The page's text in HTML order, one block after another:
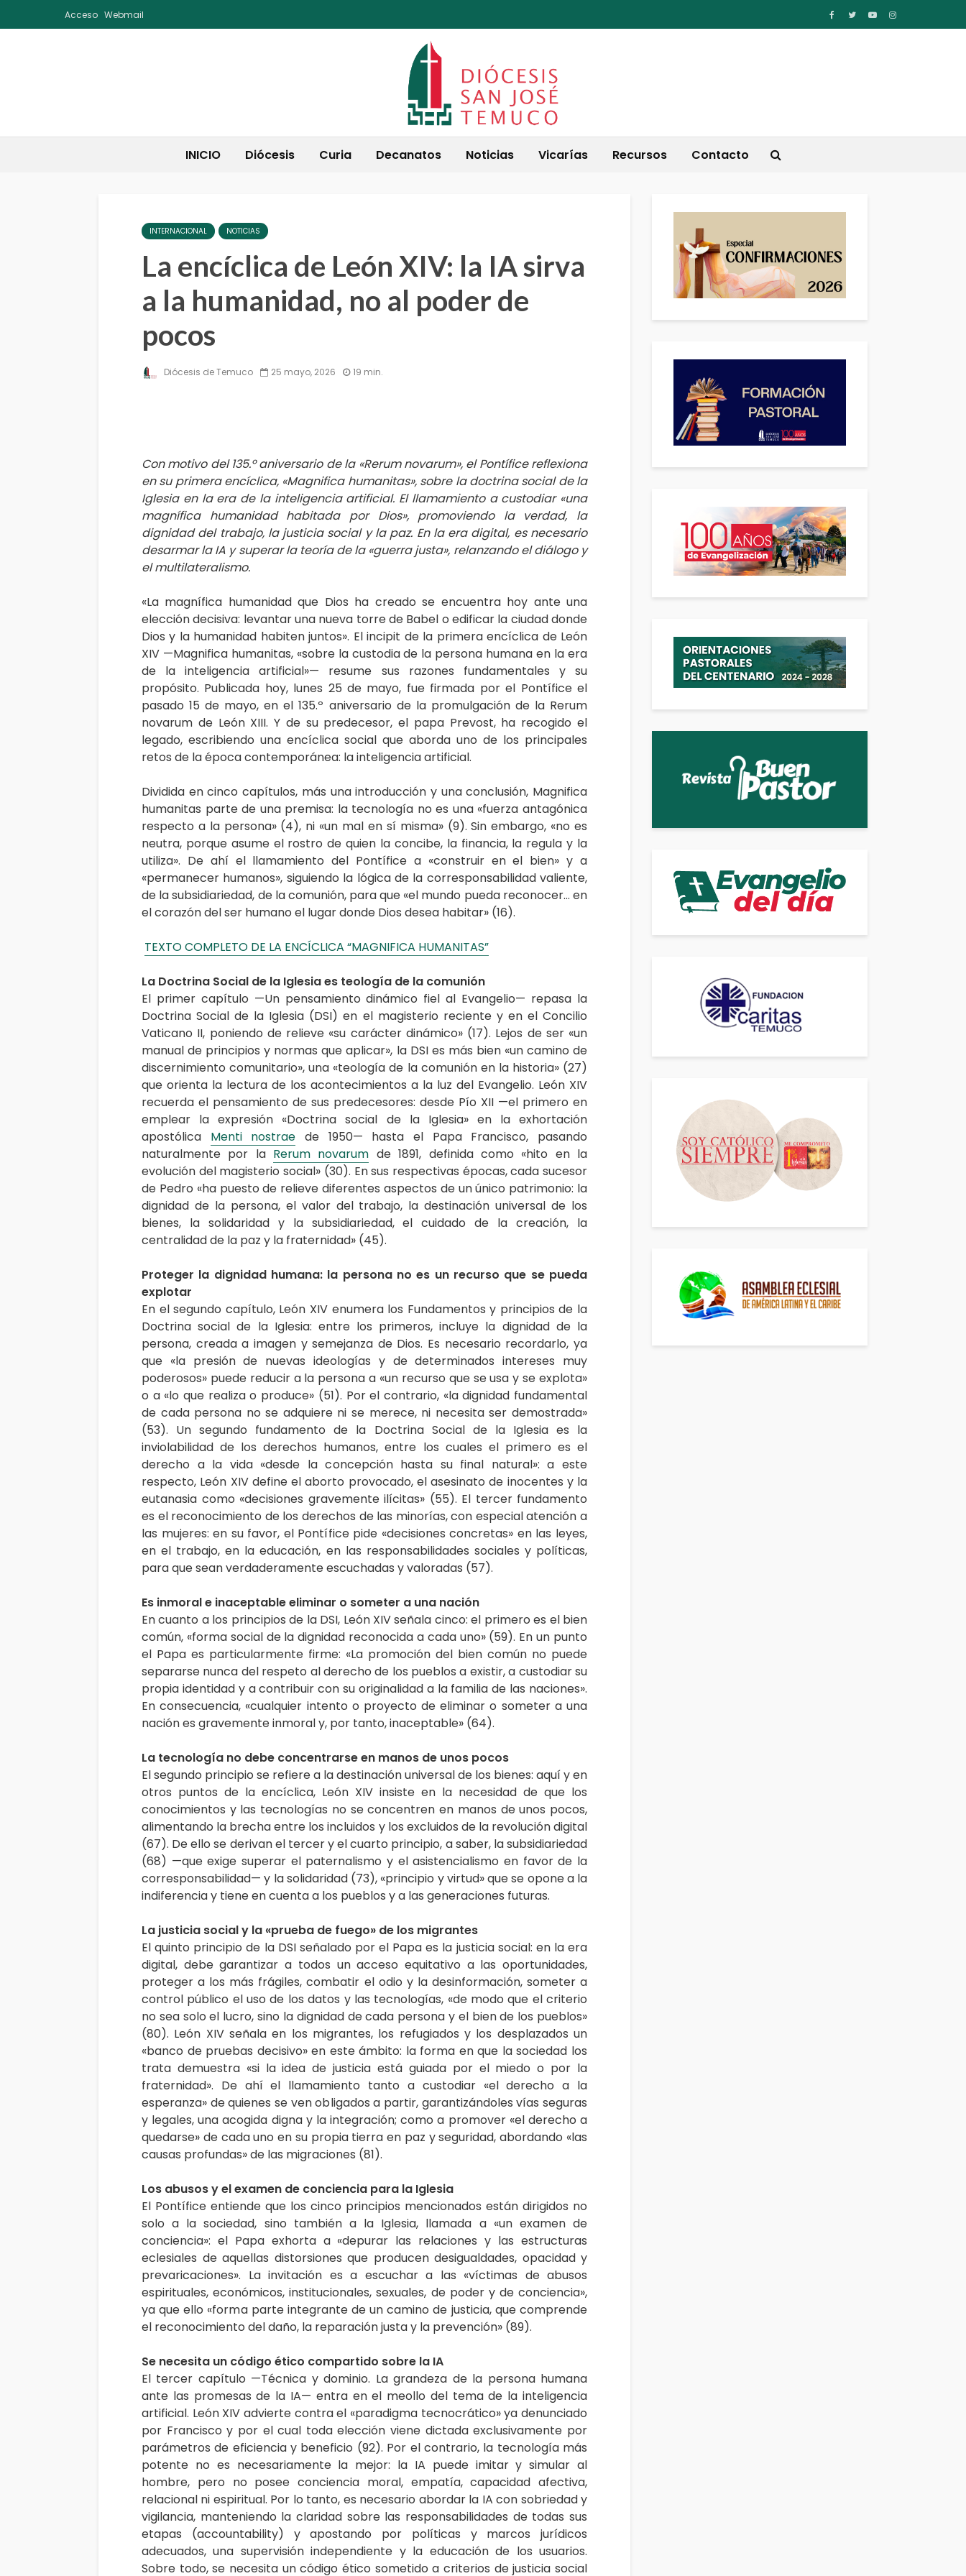
Acceso Webmail
INICIO Diócesis Curia Decanatos Noticias Vicarías Recursos Contacto
INTERNACIONAL NOTICIAS
La encíclica de León XIV: la IA sirva
a la humanidad, no al poder de
pocos
Diócesis de Temuco 25 mayo, 2026 19 min.
Con motivo del 135.º aniversario de la «Rerum novarum», el Pontífice reflexiona
en su primera encíclica, «Magnifica humanitas», sobre la doctrina social de la
Iglesia en la era de la inteligencia artificial. El llamamiento a custodiar «una
magnífica humanidad habitada por Dios», promoviendo la verdad, la
dignidad del trabajo, la justicia social y la paz. En la era digital, es necesario
desarmar la IA y superar la teoría de la «guerra justa», relanzando el diálogo y
el multilateralismo.
«La magnífica humanidad que Dios ha creado se encuentra hoy ante una
elección decisiva: levantar una nueva torre de Babel o edificar la ciudad donde
Dios y la humanidad habiten juntos». El incipit de la primera encíclica de León
XIV —Magnifica humanitas, «sobre la custodia de la persona humana en la era
de la inteligencia artificial»— resume sus razones fundamentales y su
propósito. Publicada hoy, lunes 25 de mayo, fue firmada por el Pontífice el
pasado 15 de mayo, en el 135.º aniversario de la promulgación de la Rerum
novarum de León XIII. Y de su predecesor, el papa Prevost, ha recogido el
legado, escribiendo una encíclica social que aborda uno de los principales
retos de la época contemporánea: la inteligencia artificial.
Dividida en cinco capítulos, más una introducción y una conclusión, Magnifica
humanitas parte de una premisa: la tecnología no es una «fuerza antagónica
respecto a la persona» (4), ni «un mal en sí misma» (9). Sin embargo, «no es
neutra, porque asume el rostro de quien la concibe, la financia, la regula y la
utiliza». De ahí el llamamiento del Pontífice a «construir en el bien» y a
«permanecer humanos», siguiendo la lógica de la corresponsabilidad valiente,
de la subsidiariedad, de la comunión, para que «el mundo pueda reconocer… en
el corazón del ser humano el lugar donde Dios desea habitar» (16).
TEXTO COMPLETO DE LA ENCÍCLICA “MAGNIFICA HUMANITAS”
La Doctrina Social de la Iglesia es teología de la comunión
El primer capítulo —Un pensamiento dinámico fiel al Evangelio— repasa la
Doctrina Social de la Iglesia (DSI) en el magisterio reciente y en el Concilio
Vaticano II, poniendo de relieve «su carácter dinámico» (17). Lejos de ser «un
manual de principios y normas que aplicar», la DSI es más bien «un camino de
discernimiento comunitario», una «teología de la comunión en la historia» (27)
que orienta la lectura de los acontecimientos a la luz del Evangelio. León XIV
recuerda el pensamiento de sus predecesores: desde Pío XII —el primero en
emplear la expresión «Doctrina social de la Iglesia» en la exhortación
apostólica Menti nostrae de 1950— hasta el Papa Francisco, pasando
naturalmente por la Rerum novarum de 1891, definida como «hito en la
evolución del magisterio social» (30). En sus respectivas épocas, cada sucesor
de Pedro «ha puesto de relieve diferentes aspectos de un único patrimonio: la
dignidad de la persona, el valor del trabajo, la destinación universal de los
bienes, la solidaridad y la subsidiariedad, el cuidado de la creación, la
centralidad de la paz y la fraternidad» (45).
Proteger la dignidad humana: la persona no es un recurso que se pueda
explotar
En el segundo capítulo, León XIV enumera los Fundamentos y principios de la
Doctrina social de la Iglesia: entre los primeros, incluye la dignidad de la
persona, creada a imagen y semejanza de Dios. Es necesario recordarlo, ya
que «la presión de nuevas ideologías y de determinados intereses muy
poderosos» puede reducir a la persona a «un recurso que se usa y se explota»
o a «lo que realiza o produce» (51). Por el contrario, «la dignidad fundamental
de cada persona no se adquiere ni se merece, ni necesita ser demostrada»
(53). Un segundo fundamento de la Doctrina Social de la Iglesia es la
inviolabilidad de los derechos humanos, entre los cuales el primero es el
derecho a la vida «desde la concepción hasta su final natural»: a este
respecto, León XIV define el aborto provocado, el asesinato de inocentes y la
eutanasia como «decisiones gravemente ilícitas» (55). El tercer fundamento
es el reconocimiento de los derechos de las minorías, con especial atención a
las mujeres: en su favor, el Pontífice pide «decisiones concretas» en las leyes,
en el trabajo, en la educación, en las responsabilidades sociales y políticas,
para que sean verdaderamente escuchadas y valoradas (57).
Es inmoral e inaceptable eliminar o someter a una nación
En cuanto a los principios de la DSI, León XIV señala cinco: el primero es el bien
común, «forma social de la dignidad reconocida a cada uno» (59). En un punto
el Papa es particularmente firme: «La promoción del bien común no puede
separarse nunca del respeto al derecho de los pueblos a existir, a custodiar su
propia identidad y a contribuir con su originalidad a la familia de las naciones».
En consecuencia, «cualquier intento o proyecto de eliminar o someter a una
nación es gravemente inmoral y, por tanto, inaceptable» (64).
La tecnología no debe concentrarse en manos de unos pocos
El segundo principio se refiere a la destinación universal de los bienes: aquí y en
otros puntos de la encíclica, León XIV insiste en la necesidad de que los
conocimientos y las tecnologías no se concentren en manos de unos pocos,
alimentando la brecha entre los incluidos y los excluidos de la revolución digital
(67). De ello se derivan el tercer y el cuarto principio, a saber, la subsidiariedad
(68) —que exige superar el paternalismo y el asistencialismo en favor de la
corresponsabilidad— y la solidaridad (73), «principio y virtud» que se opone a la
indiferencia y tiene en cuenta a los pueblos y a las generaciones futuras.
La justicia social y la «prueba de fuego» de los migrantes
El quinto principio de la DSI señalado por el Papa es la justicia social: en la era
digital, debe garantizar a todos un acceso equitativo a las oportunidades,
proteger a los más frágiles, combatir el odio y la desinformación, someter a
control público el uso de los datos y las tecnologías, «de modo que el criterio
no sea solo el lucro, sino la dignidad de cada persona y el bien de los pueblos»
(80). León XIV señala en los migrantes, los refugiados y los desplazados un
«banco de pruebas decisivo» en este ámbito: la forma en que la sociedad los
trata demuestra «si la idea de justicia está guiada por el miedo o por la
fraternidad». De ahí el llamamiento tanto a custodiar «el derecho a la
esperanza» de quienes se ven obligados a partir, garantizándoles vías seguras
y legales, una acogida digna y la integración; como a promover «el derecho a
quedarse» de cada uno en su propia tierra en paz y seguridad, abordando «las
causas profundas» de las migraciones (81).
Los abusos y el examen de conciencia para la Iglesia
El Pontífice entiende que los cinco principios mencionados están dirigidos no
solo a la sociedad, sino también a la Iglesia, llamada a «un examen de
conciencia»: el Papa exhorta a «depurar las relaciones y las estructuras
eclesiales de aquellas distorsiones que producen desigualdades, opacidad y
prevaricaciones». La invitación es a escuchar a las «víctimas de abusos
espirituales, económicos, institucionales, sexuales, de poder y de conciencia»,
ya que ello «forma parte integrante de un camino de justicia, que comprende
el reconocimiento del daño, la reparación justa y la prevención» (89).
Se necesita un código ético compartido sobre la IA
El tercer capítulo —Técnica y dominio. La grandeza de la persona humana
ante las promesas de la IA— entra en el meollo del tema de la inteligencia
artificial. León XIV advierte contra el «paradigma tecnocrático» ya denunciado
por Francisco y por el cual toda elección viene dictada exclusivamente por
parámetros de eficiencia y beneficio (92). Por el contrario, la tecnología más
potente no es necesariamente la mejor: la IA puede imitar y simular al
hombre, pero no posee conciencia moral, empatía, capacidad afectiva,
relacional ni espiritual. Por lo tanto, es necesario abordar la IA con sobriedad y
vigilancia, manteniendo la claridad sobre las responsabilidades de todas sus
etapas (accountability) y apostando por políticas y marcos jurídicos
adecuados, una supervisión independiente y la educación de los usuarios.
Sobre todo, se necesita un código ético sometido a criterios de justicia social